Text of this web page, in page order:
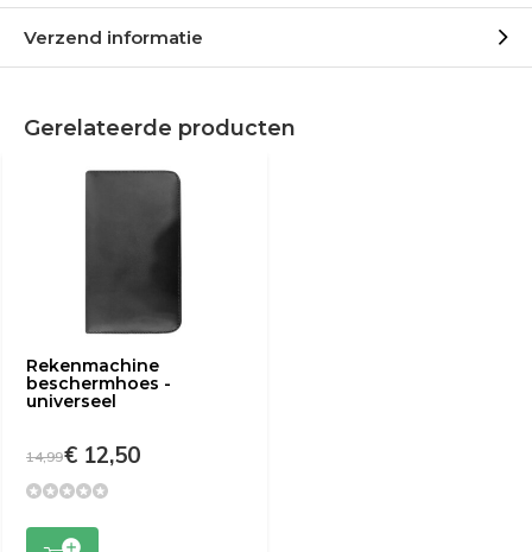
Verzend informatie
Gerelateerde producten
Rekenmachine
beschermhoes -
universeel
14,99€ 12,50